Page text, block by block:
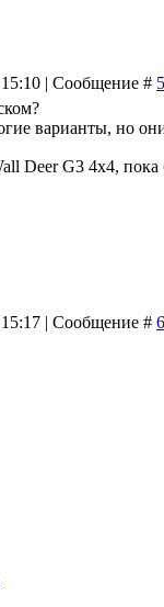
15:10 | Сообщение # 5
варианты, но
Deer G3 4x4, пока
15:17 | Сообщение # 6